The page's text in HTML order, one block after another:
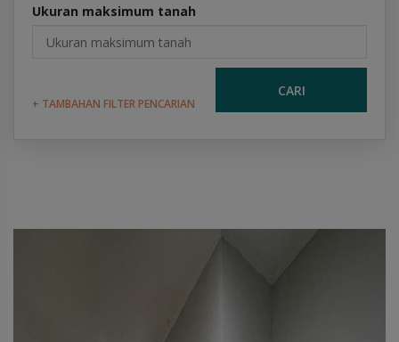
Ukuran maksimum tanah
+ TAMBAHAN FILTER PENCARIAN
CARI